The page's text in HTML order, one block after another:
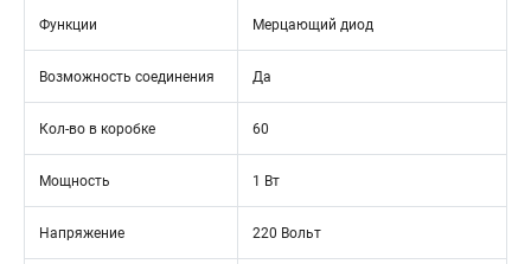
Функции Мерцающий диод
Возможность соединения Да
Кол-во в коробке 60
Мощность 1 Вт
Напряжение 220 Вольт